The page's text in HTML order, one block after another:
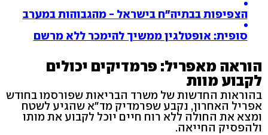
הצפיפות בבתיה"ח בישראל - מהגבוהות במערב
סופית: אופטלגין ממשיך להימכר ללא מרשם
הוראה מאפריל: פרמדיקים יכולים
לקבוע מוות
בהוראות החדשות של משרד הבריאות שפורסמו בחודש
אפריל האחרון, נקבע שפרמדיק מד"א שהגיע לשטח
ומצא את החולה ללא רוח חיים יוכל לקבוע את מותו
ולהפסיק החייאה.